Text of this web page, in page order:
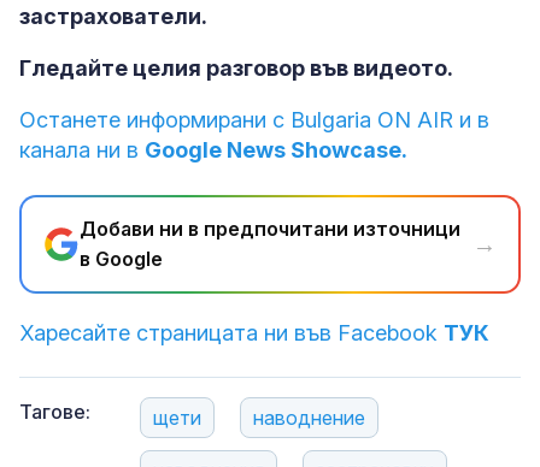
застрахователи.
Гледайте целия разговор във видеото.
Останете информирани с Bulgaria ON AIR и в
канала ни в Google News Showcase.
Добави ни в предпочитани източници
в Google
→
Харесайте страницата ни във Facebook ТУК
Тагове: щети наводнение